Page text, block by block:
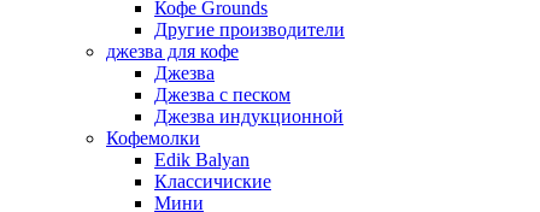
Кофе Grounds
Другие производители
джезва для кофе
Джезва
Джезва с песком
Джезва индукционной
Кофемолки
Edik Balyan
Классичиские
Мини